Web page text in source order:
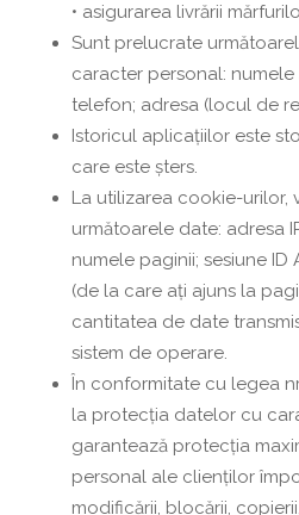
• asigurarea livrării
Sunt prelucrate
caracter personal:
telefon; adresa (locul de
Istoricul aplicațiilor este
care este șters.
La utilizarea cookie-urilor,
următoarele date: adresa
numele paginii; sesiune ID
(de la care ați ajuns la
cantitatea de date
sistem de operare.
În conformitate cu legea
la protecția datelor cu
garantează protecția
personal ale clienților
modificării, blocării,